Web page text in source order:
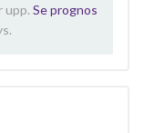
upp. Se prognos